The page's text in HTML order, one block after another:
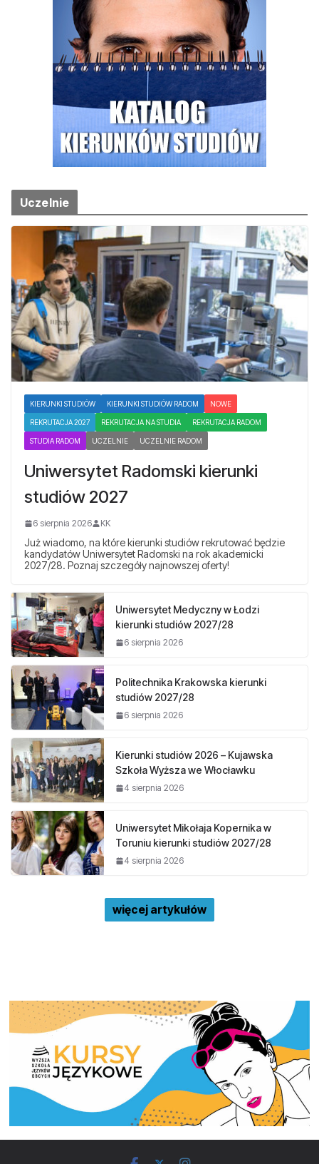
Uczelnie
KIERUNKI STUDIÓW KIERUNKI STUDIÓW RADOM NOWE
REKRUTACJA 2027 REKRUTACJA NA STUDIA REKRUTACJA RADOM
STUDIA RADOM UCZELNIE UCZELNIE RADOM
Uniwersytet Radomski kierunki
studiów 2027
6 sierpnia 2026 KK
Już wiadomo, na które kierunki studiów rekrutować będzie
kandydatów Uniwersytet Radomski na rok akademicki
2027/28. Poznaj szczegóły najnowszej oferty!
Uniwersytet Medyczny w Łodzi
kierunki studiów 2027/28
6 sierpnia 2026
Politechnika Krakowska kierunki
studiów 2027/28
6 sierpnia 2026
Kierunki studiów 2026 – Kujawska
Szkoła Wyższa we Włocławku
4 sierpnia 2026
Uniwersytet Mikołaja Kopernika w
Toruniu kierunki studiów 2027/28
4 sierpnia 2026
więcej artykułów